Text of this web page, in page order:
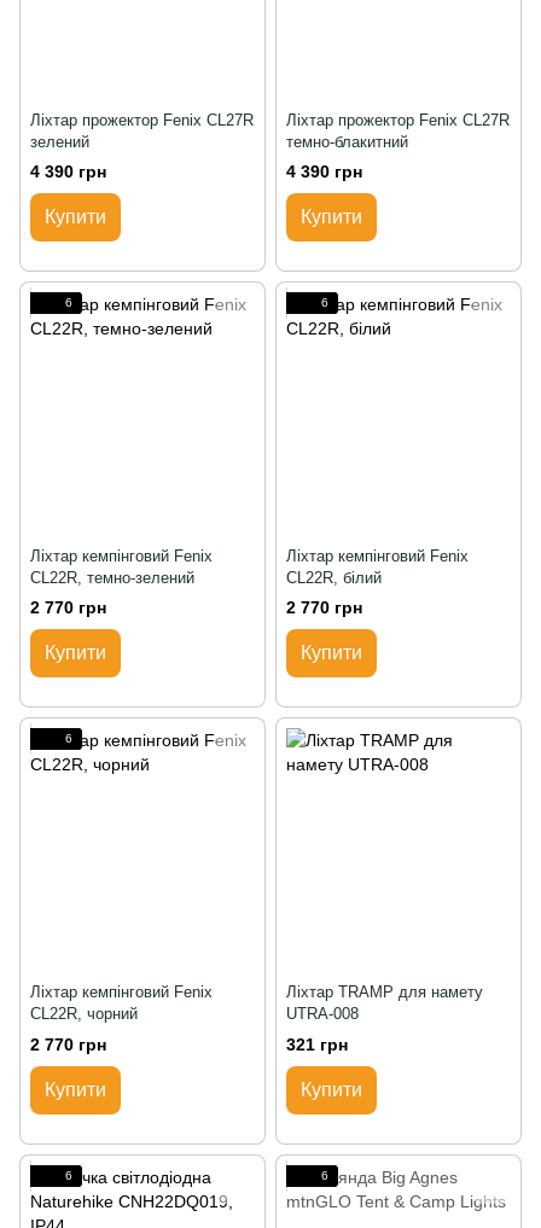
Ліхтар прожектор Fenix CL27R
зелений
4 390 грн
Купити
Ліхтар прожектор Fenix CL27R
темно-блакитний
4 390 грн
Купити
6
Ліхтар кемпінговий Fenix
CL22R, темно-зелений
2 770 грн
Купити
6
Ліхтар кемпінговий Fenix
CL22R, білий
2 770 грн
Купити
6
Ліхтар кемпінговий Fenix
CL22R, чорний
2 770 грн
Купити
Ліхтар TRAMP для намету
UTRA-008
321 грн
Купити
6 6